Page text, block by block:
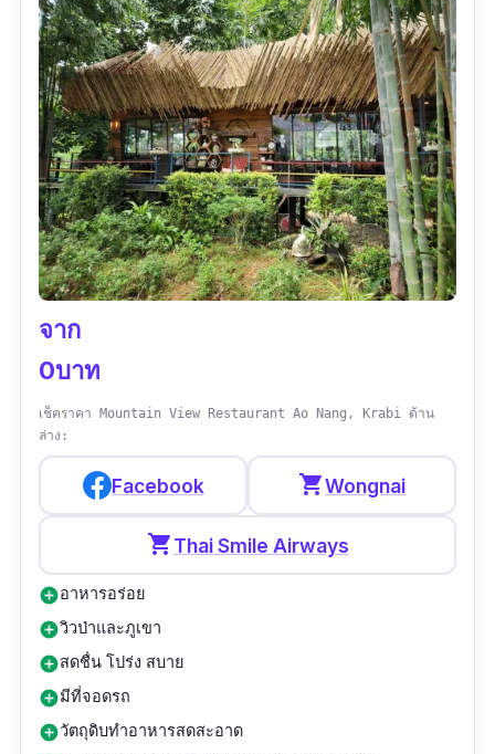
จาก
0บาท
เช็คราคา Mountain View Restaurant Ao Nang, Krabi ด้าน
ล่าง:
Facebook shopping_cartWongnai
shopping_cartThai Smile Airways
add_circleอาหารอร่อย
add_circleวิวป่าและภูเขา
add_circleสดชื่น โปร่ง สบาย
add_circleมีที่จอดรถ
add_circleวัตถุดิบทำอาหารสดสะอาด